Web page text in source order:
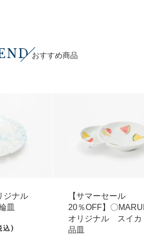
おすすめ商品
ジナル
皿
込)
【サマーセール
20％OFF】〇
オリジナル スイ
品皿